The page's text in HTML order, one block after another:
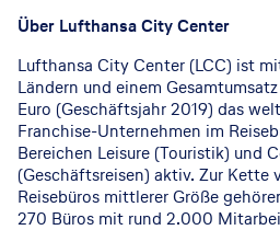
Über Lufthansa City Center
Lufthansa City Center (LCC) ist
Ländern und einem
Euro (Geschäftsjahr 2019) das
Franchise-Unternehmen im
Bereichen Leisure (Touristik) und
(Geschäftsreisen) aktiv. Zur Kette
Reisebüros mittlerer Größe
270 Büros mit rund 2.000